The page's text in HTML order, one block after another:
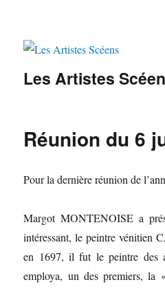
Les Artistes
Réunion du 6
Pour la dernière réunion de
Margot MONTENOISE a
intéressant, le peintre vénitien
en 1697, il fut le peintre des
employa, un des premiers,